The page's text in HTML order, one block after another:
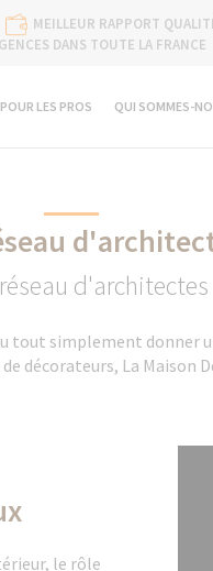
MEILLEUR RAPPORT
DANS TOUTE LA FRANCE
LES PROS QUI SOMMES-
d'architectes
simplement donner
décorateurs, La Maison
le rôle